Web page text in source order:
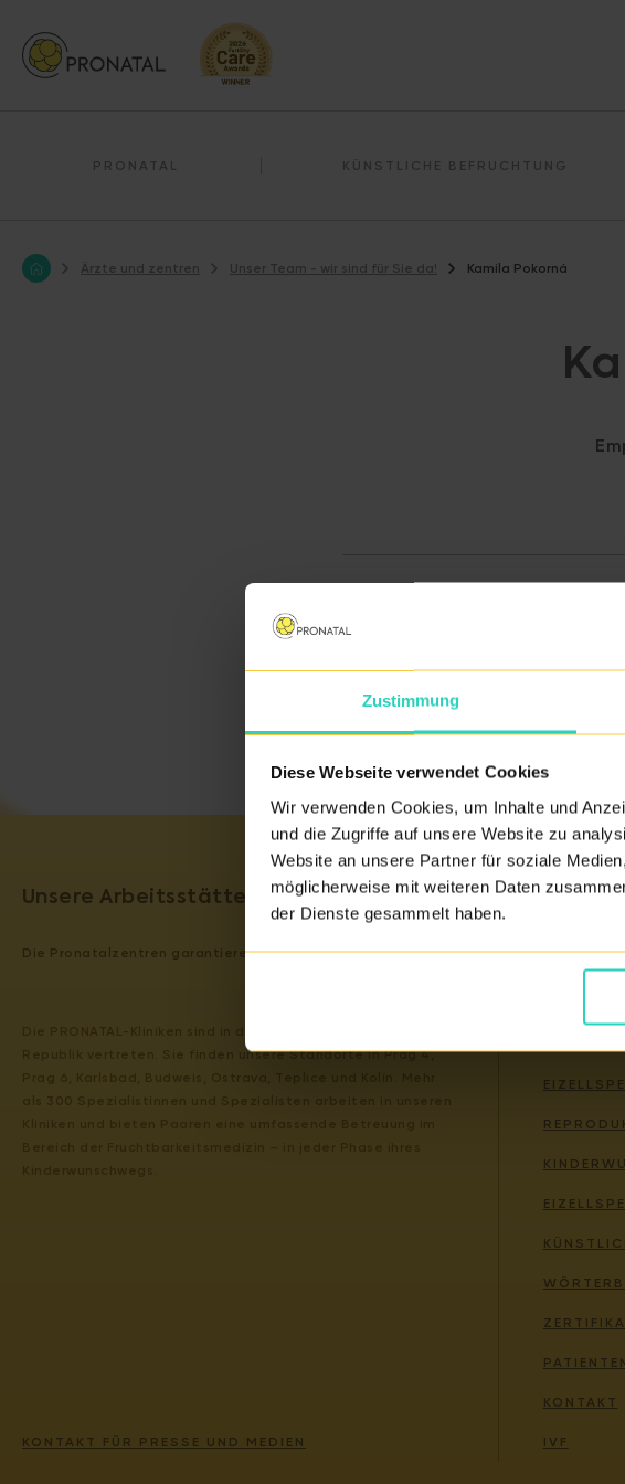
Zustimmung
Diese Webseite verwendet Cookies
Wir verwenden Cookies, um Inhalte und
und die Zugriffe auf unsere Website zu
Website an unsere Partner für soziale
möglicherweise mit weiteren Daten
der Dienste gesammelt haben.
PRONATAL KÜNSTLICHE BEFRUCHTUNG
Ärzte und zentren Unser Team - wir sind für Sie da! Kamila Pokorná
Unsere Arbeitsstätten sind zertifiziert
Die Pronatalzentren garantieren Servicequalität. Zertifikate und Akkreditierung
Republik vertreten. Sie finden unsere Standorte in Prag 4,
KONTAKT FÜR PRESSE UND MEDIEN
KONTAKT
IVF